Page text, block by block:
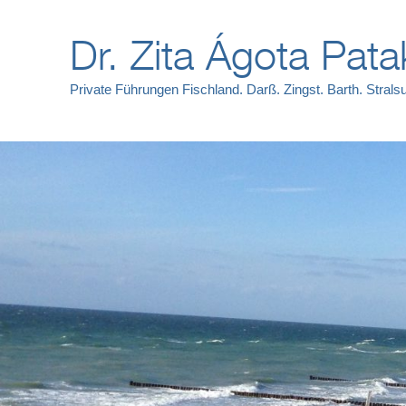
Dr. Zita Ágota
Private Führungen Fischland. Darß. Zingst. Barth.